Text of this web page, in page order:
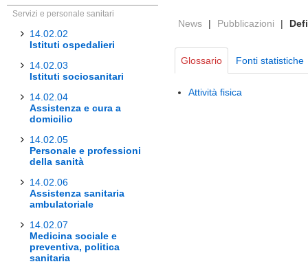
Servizi e personale sanitari
14.02.02
Istituti ospedalieri
14.02.03
Istituti sociosanitari
14.02.04
Assistenza e cura a
domicilio
14.02.05
Personale e professioni
della sanità
14.02.06
Assistenza sanitaria
ambulatoriale
14.02.07
Medicina sociale e
preventiva, politica
sanitaria
News | Pubblicazioni |
Glossario Fonti statistiche
Attività fisica